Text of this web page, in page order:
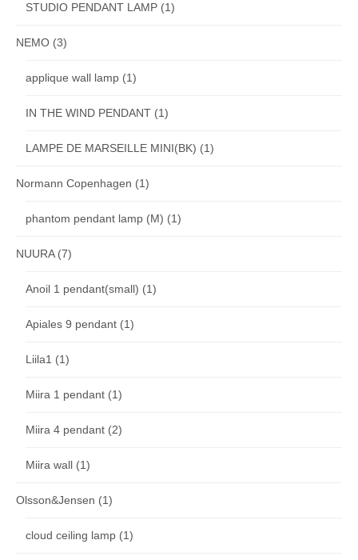
STUDIO PENDANT LAMP (1)
NEMO (3)
applique wall lamp (1)
IN THE WIND PENDANT (1)
LAMPE DE MARSEILLE MINI(BK) (1)
Normann Copenhagen (1)
phantom pendant lamp (M) (1)
NUURA(7)
Anoil 1 pendant(small) (1)
Apiales 9 pendant (1)
Liila1 (1)
Miira 1 pendant (1)
Miira 4 pendant (2)
Miira wall (1)
Olsson&Jensen (1)
cloud ceiling lamp (1)